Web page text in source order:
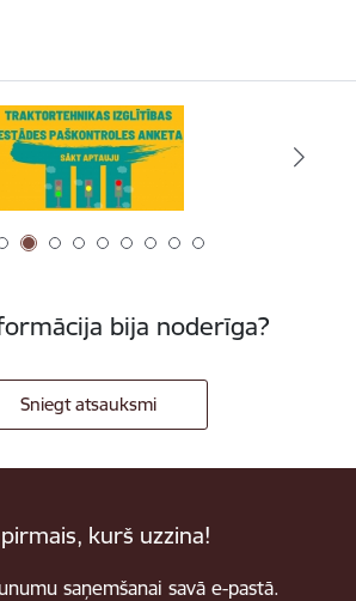
bija noderīga?
Sniegt atsauksmi
kurš uzzina!
saņemšanai savā e-pastā.